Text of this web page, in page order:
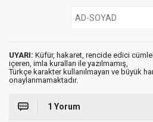
UYARI: Küfür, hakaret, rencide edici
içeren, imla kuralları ile yazılmamış,
Türkçe karakter kullanılmayan ve büyük
onaylanmamaktadır.
1 Yorum